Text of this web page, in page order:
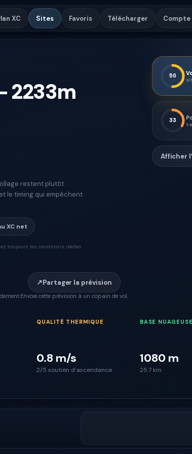
XC Sites Favoris Télécharger Compte
2233m
restent plutôt
le timing qui empêchent
XC net
toujours les conditions réelles
↗Partager la prévision
Envoie cette prévision à un copain de vol.
50
33
Afficher
QUALITÉ THERMIQUE
0.8 m/s
2/5 soutien d’ascendance
BASE
1080 m
25.7 km